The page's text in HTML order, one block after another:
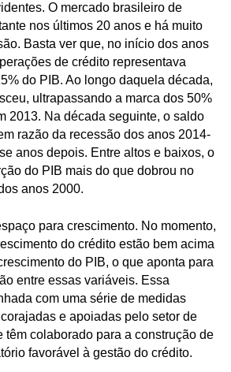
O mercado brasileiro de
nos últimos 20 anos e há muito
Basta ver que, no início dos anos
de crédito representava
do PIB. Ao longo daquela década,
ultrapassando a marca dos 50%
2013. Na década seguinte, o saldo
razão da recessão dos anos 2014-
anos depois. Entre altos e baixos, o
do PIB mais do que dobrou no
anos 2000.
para crescimento. No momento,
do crédito estão bem acima
do PIB, o que aponta para
entre essas variáveis. Essa
com uma série de medidas
e apoiadas pelo setor de
têm colaborado para a construção de
favorável à gestão do crédito.